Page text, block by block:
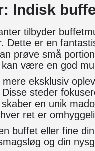
Indisk
tilbyder
Dette er en
prøve små
være en god
eksklusiv
steder
en unik
ret er
buffet eller fine
og din